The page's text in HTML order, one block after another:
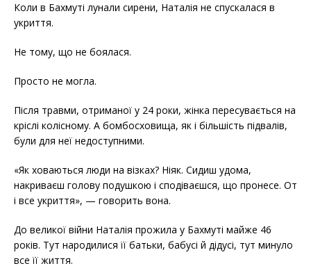
Коли в Бахмуті лунали сирени, Наталія не спускалася в
укриття.
Не тому, що не боялася.
Просто не могла.
Після травми, отриманої у 24 роки, жінка пересувається на
кріслі колісному. А бомбосховища, як і більшість підвалів,
були для неї недоступними.
«Як ховаються люди на візках? Ніяк. Сидиш удома,
накриваєш голову подушкою і сподіваєшся, що пронесе. От
і все укриття», — говорить вона.
До великої війни Наталія прожила у Бахмуті майже 46
років. Тут народилися її батьки, бабусі й дідусі, тут минуло
все її життя.